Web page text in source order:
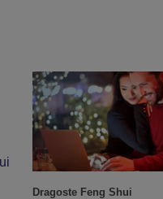
Dragoste Feng Shui